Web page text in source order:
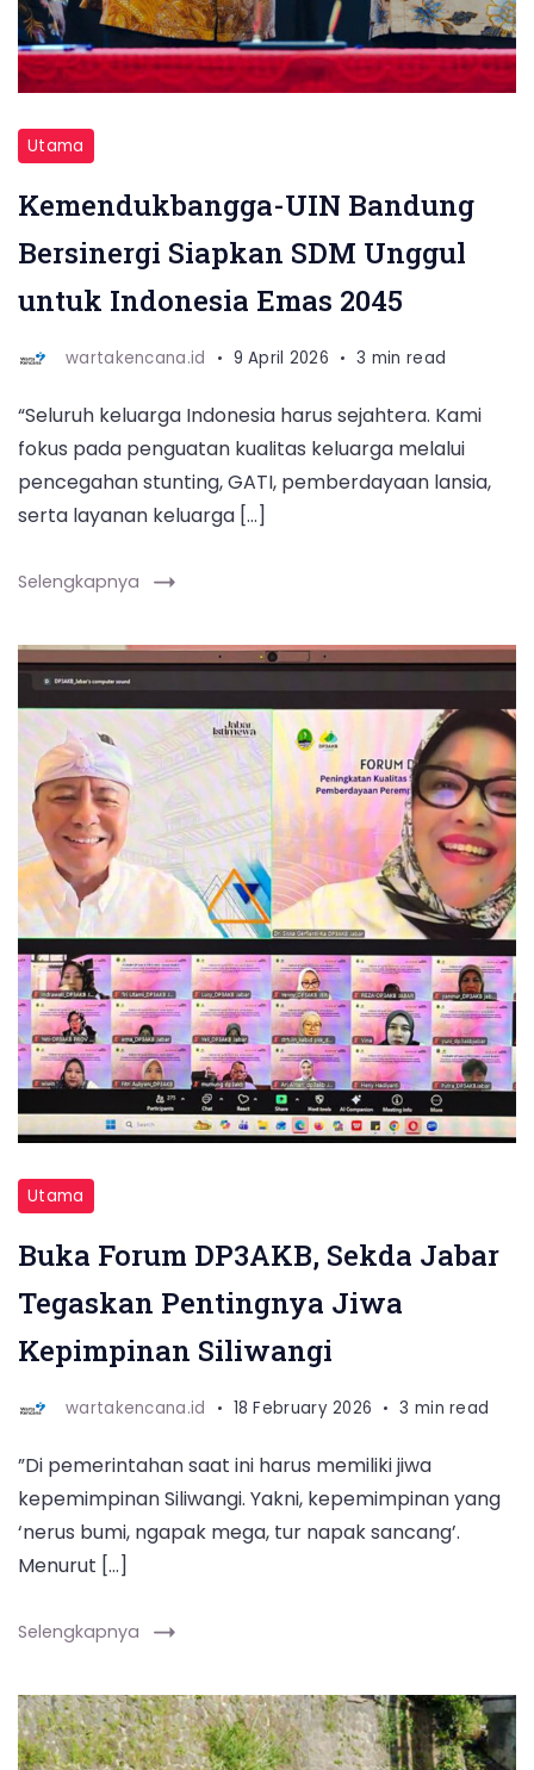
Utama
Kemendukbangga-UIN Bandung
Bersinergi Siapkan SDM Unggul
untuk Indonesia Emas 2045
wartakencana.id 9 April 2026 3 min read
“Seluruh keluarga Indonesia harus sejahtera. Kami
fokus pada penguatan kualitas keluarga melalui
pencegahan stunting, GATI, pemberdayaan lansia,
serta layanan keluarga […]
Selengkapnya
Utama
Buka Forum DP3AKB, Sekda Jabar
Tegaskan Pentingnya Jiwa
Kepimpinan Siliwangi
wartakencana.id 18 February 2026 3 min read
”Di pemerintahan saat ini harus memiliki jiwa
kepemimpinan Siliwangi. Yakni, kepemimpinan yang
‘nerus bumi, ngapak mega, tur napak sancang’.
Menurut […]
Selengkapnya